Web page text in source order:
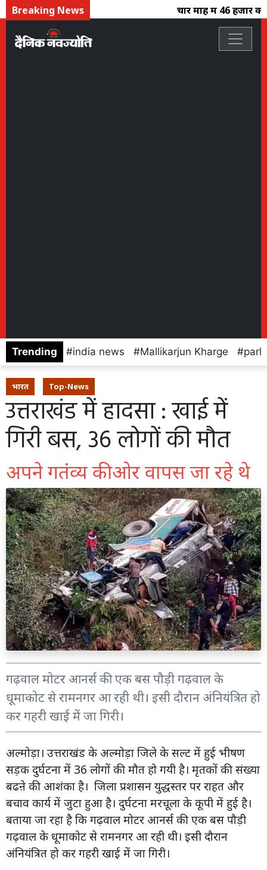
Breaking News चार माह में 46 हजार
Trending india news Mallikarjun Kharge
भारत Top-News
उत्तराखंड में हादसा : खाई में
गिरी बस, 36 लोगों की मौत
अपने गतंव्य की ओर वापस जा रहे थे
गढ़वाल मोटर आनर्स की एक बस पौड़ी गढ़वाल के
धूमाकोट से रामनगर आ रही थी। इसी दौरान अंनियंत्रित हो
कर गहरी खाई में जा गिरी।
अल्मोड़ा। उत्तराखंड के अल्मोड़ा जिले के सल्ट में हुई भीषण
सड़क दुर्घटना में 36 लोगों की मौत हो गयी है। मृतकों की संख्या
बढऩे की आशंका है। जिला प्रशासन युद्धस्तर पर राहत और
बचाव कार्य में जुटा हुआ है। दुर्घटना मरचूला के कूपी में हुई है।
बताया जा रहा है कि गढ़वाल मोटर आनर्स की एक बस पौड़ी
गढ़वाल के धूमाकोट से रामनगर आ रही थी। इसी दौरान
अंनियंत्रित हो कर गहरी खाई में जा गिरी।